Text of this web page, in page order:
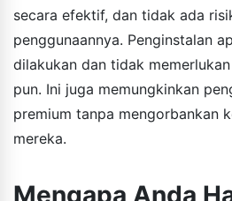
secara efektif, dan tidak ada
penggunaannya. Penginstalan
dilakukan dan tidak
pun. Ini juga memungkinkan
premium tanpa mengorbankan
mereka.
Mengapa Anda